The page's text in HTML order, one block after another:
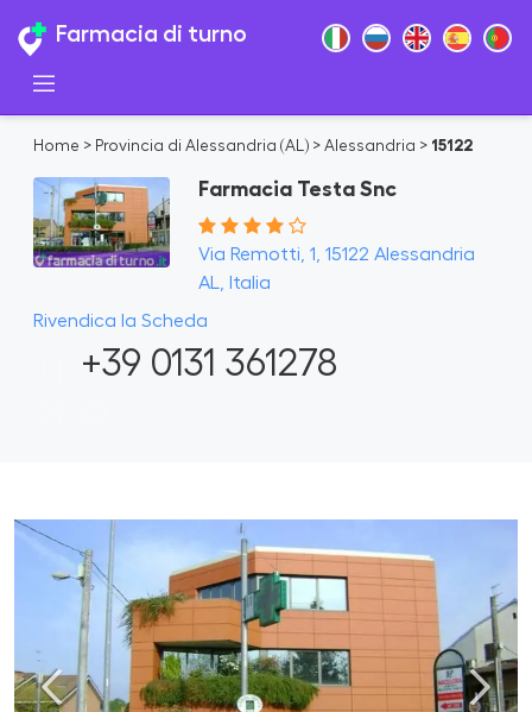
Farmacia di turno
Home > Provincia di Alessandria (AL) > Alessandria > 15122
Farmacia Testa Snc
Via Remotti, 1, 15122 Alessandria
AL, Italia
Rivendica la Scheda
+39 0131 361278